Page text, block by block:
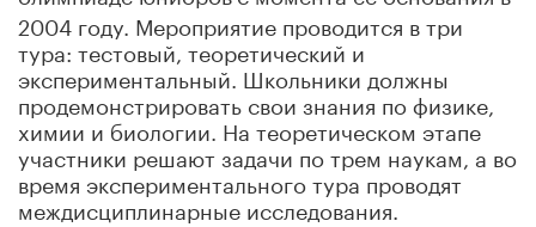
2004 году. Мероприятие проводится в три
тура: тестовый, теоретический и
экспериментальный. Школьники должны
продемонстрировать свои знания по физике,
химии и биологии. На теоретическом этапе
участники решают задачи по трем наукам, а во
время экспериментального тура проводят
междисциплинарные исследования.